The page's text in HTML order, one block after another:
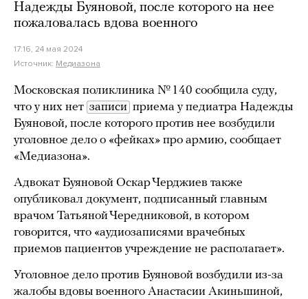
Надежды Буяновой, после которого на нее
пожаловалась вдова военного
17:16, 24 мая 2024
Источник: Медиазона
Московская поликлиника № 140 сообщила суду,
что у них нет записи приема у педиатра Надежды
Буяновой, после которого против нее возбудили
уголовное дело о «фейках» про армию, сообщает
«Медиазона».
Адвокат Буяновой Оскар Черджиев также
опубликовал документ, подписанный главным
врачом Татьяной Чередниковой, в котором
говорится, что «аудиозаписями врачебных
приемов пациентов учреждение не располагает».
Уголовное дело против Буяновой возбудили из-за
жалобы вдовы военного Анастасии Акиньшиной,